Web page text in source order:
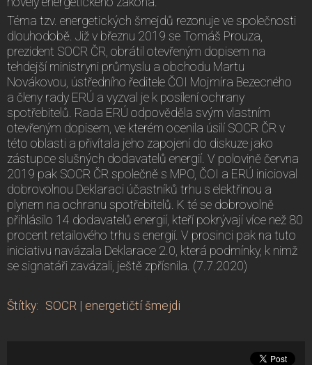
Téma tzv. energetických šmejdů rezonuje ve společnosti
dlouhodobě. Již v březnu 2019 se Tomáš Prouza,
prezident SOCR ČR, obrátil otevřeným dopisem na
tehdejší ministryni průmyslu a obchodu Martu
Novákovou, ústředního ředitele ČOI Mojmíra Bezecného
a členy rady ERÚ a vyzval je k posílení ochrany
spotřebitelů. Rada ERÚ odpověděla svým vlastním
otevřeným dopisem, ve kterém ocenila úsilí SOCR ČR v
této oblasti a přivítala jeho zapojení do diskuze jako
zástupce slušných dodavatelů energií. V polovině června
2019 pak SOCR ČR společně s MPO, ČOI a ERÚ inicioval
dobrovolnou Deklaraci účastníků trhu s elektřinou a
plynem na ochranu spotřebitelů. K té se dobrovolně
přihlásilo 14 dodavatelů energií, kteří pokrývají více než 80
procent retailového trhu s energií. V prosinci pak na tuto
iniciativu navázala Deklarace 2.0, která podmínky, k nimž
se signatáři zavázali, ještě zpřísnila. (7.7.2020)
Štítky: SOCR | energetičtí šmejdi